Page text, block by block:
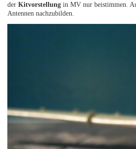
derKitvorstellung in MV nur beistimmen.
Antennen nachzubilden.